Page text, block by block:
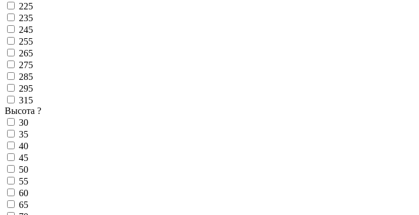
225
235
245
255
265
275
285
295
315
Высота ?
30
35
40
45
50
55
60
65